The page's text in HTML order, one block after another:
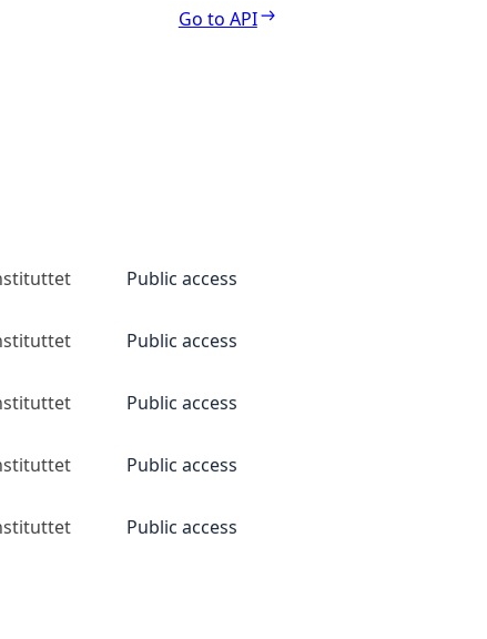
Go to API
Public access
Public access
Public access
Public access
Public access